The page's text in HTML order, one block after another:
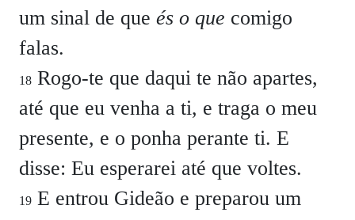
um sinal de que és o que comigo
falas.
18 Rogo-te que daqui te não apartes,
até que eu venha a ti, e traga o meu
presente, e o ponha perante ti. E
disse: Eu esperarei até que voltes.
19 E entrou Gideão e preparou um